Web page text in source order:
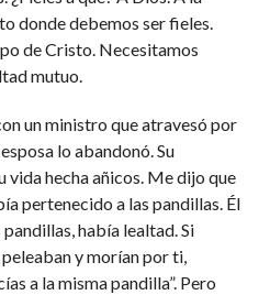
donde debemos ser fieles.
de Cristo. Necesitamos
mutuo.
un ministro que atravesó por
lo abandonó. Su
vida hecha añicos. Me dijo que
pertenecido a las pandillas. Él
había lealtad. Si
y morían por ti,
a la misma pandilla”. Pero